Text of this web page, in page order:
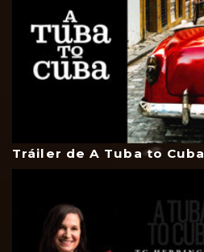
Tráiler de A Tuba to Cuba